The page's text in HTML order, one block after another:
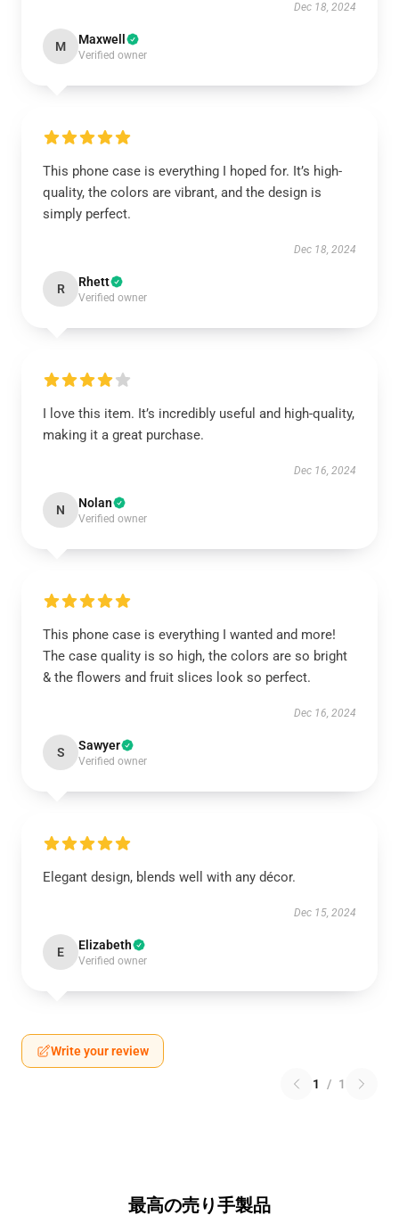
Dec 18, 2024
M Maxwell
Verified owner
This phone case is everything I hoped for. It’s high-
quality, the colors are vibrant, and the design is
simply perfect.
Dec 18, 2024
R Rhett
Verified owner
I love this item. It’s incredibly useful and high-quality,
making it a great purchase.
Dec 16, 2024
N Nolan
Verified owner
This phone case is everything I wanted and more!
The case quality is so high, the colors are so bright
& the flowers and fruit slices look so perfect.
Dec 16, 2024
S Sawyer
Verified owner
Elegant design, blends well with any décor.
Dec 15, 2024
E Elizabeth
Verified owner
Write your review
1 / 1
最高の売り手製品